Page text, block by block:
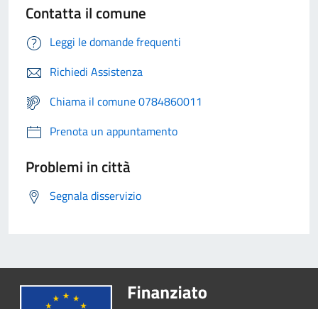
Contatta il comune
Leggi le domande frequenti
Richiedi Assistenza
Chiama il comune 0784860011
Prenota un appuntamento
Problemi in città
Segnala disservizio